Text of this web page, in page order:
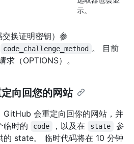
示。
换证明密钥）参
code_challenge_method 。 目前
求（OPTIONS）。
向回您的网站
GitHub 会重定向回你的网站，并
临时的
code ，以及在 state
参
的 state。 临时代码将在 10 分钟